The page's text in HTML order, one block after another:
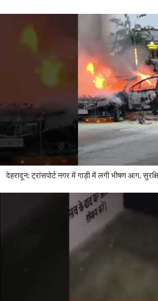
देहरादून: ट्रांसपोर्ट नगर में गाड़ी में लगी भीषण आग,